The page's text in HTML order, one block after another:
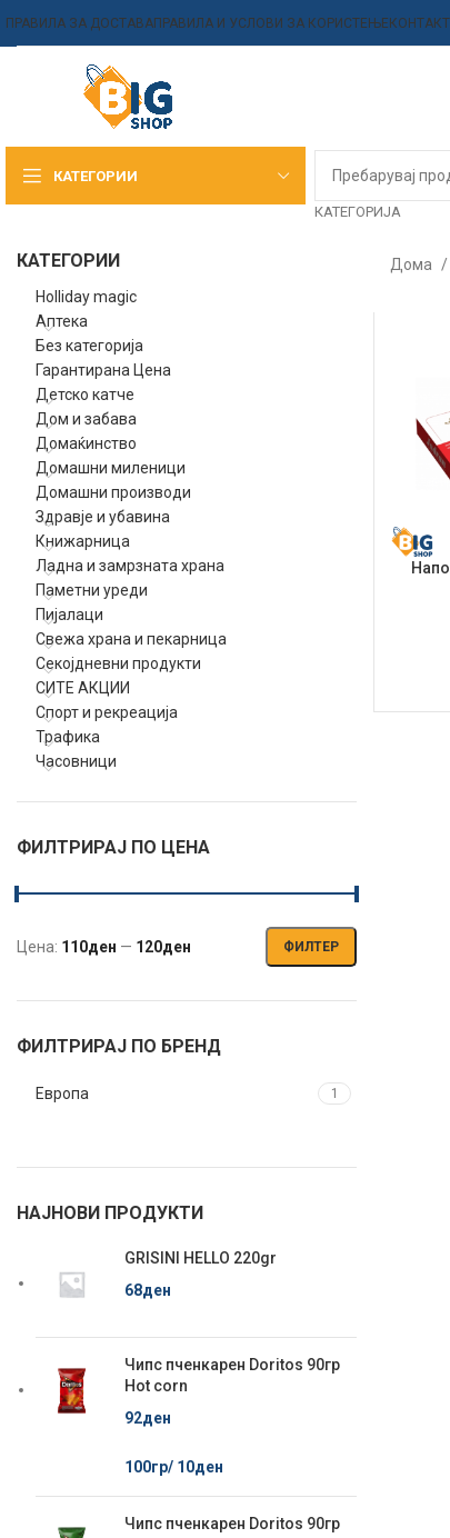
ПРАВИЛА ЗА ДОСТАВАПРАВИЛА И УСЛОВИ ЗА КОРИСТЕЊЕКОНТАКТ
КАТЕГОРИИ
КАТЕГОРИЈА
КАТЕГОРИИ
Holliday magic
Аптека
Без категорија
Гарантирана Цена
Детско катче
Дом и забава
Домаќинство
Домашни миленици
Домашни производи
Здравје и убавина
Книжарница
Ладна и замрзната храна
Паметни уреди
Пијалаци
Свежа храна и пекарница
Секојдневни продукти
СИТЕ АКЦИИ
Спорт и рекреација
Трафика
Часовници
ФИЛТРИРАЈ ПО ЦЕНА
Мин.
Макс.
ФИЛТЕР
Цена: 110ден — 120ден
ФИЛТРИРАЈ ПО БРЕНД
Европа 1
НАЈНОВИ ПРОДУКТИ
GRISINI HELLO 220gr
68ден
Чипс пченкарен Doritos 90гр
Hot corn
92ден
100гр/ 10ден
Чипс пченкарен Doritos 90гр
Дома